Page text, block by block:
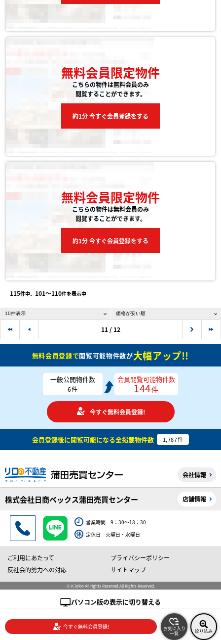
無料会員限定物件
こちらの物件は無料会員のみ
閲覧することができます。
約1分 今すぐ会員登録をする
無料会員限定物件
こちらの物件は無料会員のみ
閲覧することができます。
約1分 今すぐ会員登録をする
115件中、 101〜110件を表示中
11 / 12
無料会員登録で閲覧可能物件数が大幅アップ!!
一般公開物件数
6件
会員閲覧可能物件数
144件
今すぐ無料会員登録!
会員登録後に閲覧可能になる全掲載物件数 1,787件
会社情報
株式会社日商ベックス蒲田売買センター 店舗情報
営業時間 9：30～18：30
定休日 火曜日・水曜日
ご利用にあたって
プライバシーポリシー
反社会的勢力への対応
サイトマップ
© K.Tokio All rights Reserved All Rights Reserved.
パソコン版の表示に切り替える
今すぐ無料会員登録! お気に入り
一覧 絞り込み